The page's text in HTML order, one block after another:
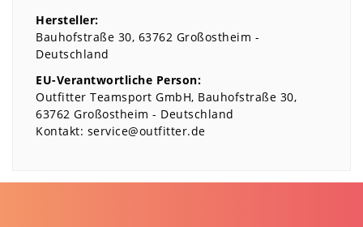
Hersteller:
Bauhofstraße 30 63762 Großostheim
Deutschland
EU-Verantwortliche Person:
Outfitter Teamsport GmbH Bauhofstraße 30
63762 Großostheim
Deutschland
Kontakt: service@outfitter.de